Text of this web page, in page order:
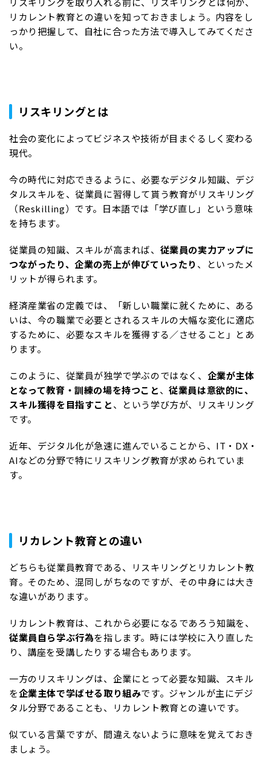
リカレント教育との違いを知っておきましょう。内容をし
っかり把握して、自社に合った方法で導入してみてくださ
い。
リスキリングとは
社会の変化によってビジネスや技術が目まぐるしく変わる
現代。
今の時代に対応できるように、必要なデジタル知識、デジ
タルスキルを、従業員に習得して貰う教育がリスキリング
（Reskilling）です。日本語では「学び直し」という意味
を持ちます。
従業員の知識、スキルが高まれば、 従業員の実力アップに
つながったり、企業の売上が伸びていったり 、といったメ
リットが得られます。
経済産業省の定義では、「新しい職業に就くために、ある
いは、今の職業で必要とされるスキルの大幅な変化に適応
するために、必要なスキルを獲得する／させること」とあ
ります。
このように、従業員が独学で学ぶのではなく、 企業が主体
となって教育・訓練の場を持つこと、従業員は意欲的に、
スキル獲得を目指すこと、という学び方が、リスキリング
です。
近年、デジタル化が急速に進んでいることから、IT・DX・
AIなどの分野で特にリスキリング教育が求められていま
す。
リカレント教育との違い
どちらも従業員教育である、リスキリングとリカレント教
育。そのため、混同しがちなのですが、その中身には大き
な違いがあります。
リカレント教育は、これから必要になるであろう知識を、
従業員自ら学ぶ行為を指します。時には学校に入り直した
り、講座を受講したりする場合もあります。
一方のリスキリングは、企業にとって必要な知識、スキル
を企業主体で学ばせる取り組みです。ジャンルが主にデジ
タル分野であることも、リカレント教育との違いです。
似ている言葉ですが、間違えないように意味を覚えておき
ましょう。